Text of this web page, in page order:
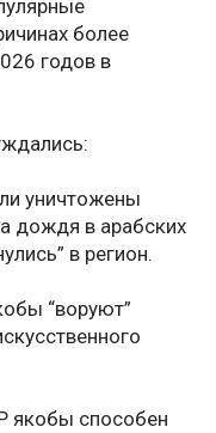
более
годов в
уничтожены
дождя в арабских
в регион.
“воруют”
якобы способен